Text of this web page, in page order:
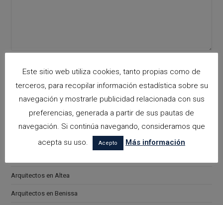
Please leave this field empty.
Acepto la política de privacidad
Categorías
arquitectora espacios biofilicos
Arquitectos en Altea
Arquitectos en Benissa
Este sitio web utiliza cookies, tanto propias como de
terceros, para recopilar información estadística sobre su
navegación y mostrarle publicidad relacionada con sus
preferencias, generada a partir de sus pautas de
navegación. Si continúa navegando, consideramos que
acepta su uso.
Acepto Más información